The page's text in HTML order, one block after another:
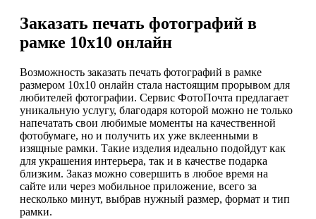
Заказать печать фотографий в
рамке 10х10 онлайн
Возможность заказать печать фотографий в рамке
размером 10х10 онлайн стала настоящим прорывом для
любителей фотографии. Сервис ФотоПочта предлагает
уникальную услугу, благодаря которой можно не только
напечатать свои любимые моменты на качественной
фотобумаге, но и получить их уже вклеенными в
изящные рамки. Такие изделия идеально подойдут как
для украшения интерьера, так и в качестве подарка
близким. Заказ можно совершить в любое время на
сайте или через мобильное приложение, всего за
несколько минут, выбрав нужный размер, формат и тип
рамки.